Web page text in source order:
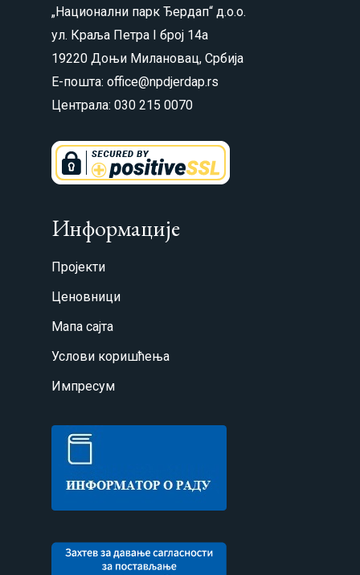
„Национални парк Ђердап“ д.о.о.
ул. Краља Петра I број 14а
19220 Доњи Милановац, Србија
Е-пошта: office@npdjerdap.rs
Централа: 030 215 0070
Информације
Пројекти
Ценовници
Мапа сајта
Услови коришћења
Импресум